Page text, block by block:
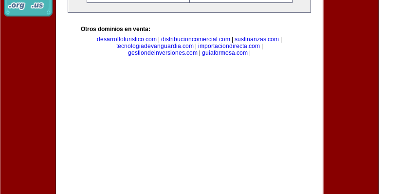
Otros dominios en venta:
desarrolloturistico.com
distribucioncomercial.com susfinanzas.com
tecnologiadevanguardia.com| importaciondirecta.com|
gestiondeinversiones.com
guiaformosa.com